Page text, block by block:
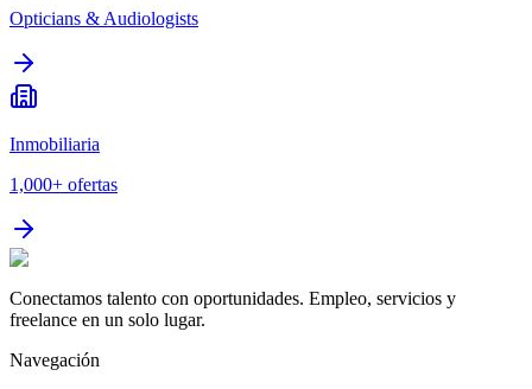
Opticians & Audiologists
Inmobiliaria
1,000+ ofertas
Conectamos talento con oportunidades. Empleo, servicios y
freelance en un solo lugar.
Navegación